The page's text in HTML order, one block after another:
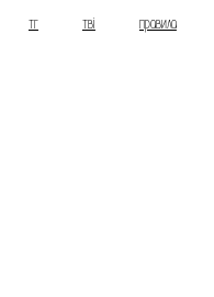
тг тві правила